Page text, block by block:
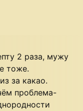
2 раза, мужу
тоже.
за какао.
проблема-